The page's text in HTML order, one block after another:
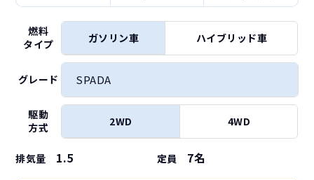
燃料
タイプ
ガソリン車 ハイブリッド車
グレード SPADA
駆動
方式
2WD 4WD
排気量 1.5 定員 7名